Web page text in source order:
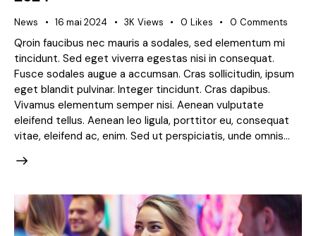
News 16 mai 2024 3K Views 0 Likes 0 Comments
Qroin faucibus nec mauris a sodales, sed elementum mi
tincidunt. Sed eget viverra egestas nisi in consequat.
Fusce sodales augue a accumsan. Cras sollicitudin, ipsum
eget blandit pulvinar. Integer tincidunt. Cras dapibus.
Vivamus elementum semper nisi. Aenean vulputate
eleifend tellus. Aenean leo ligula, porttitor eu, consequat
vitae, eleifend ac, enim. Sed ut perspiciatis, unde omnis…